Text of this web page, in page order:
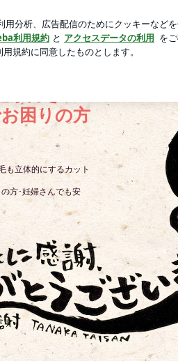
つながりが悪い | 徳島県阿南
NEWS WORKS Ameblo
好きに
困りの方
立体的にするカット
方･妊婦さんでも安